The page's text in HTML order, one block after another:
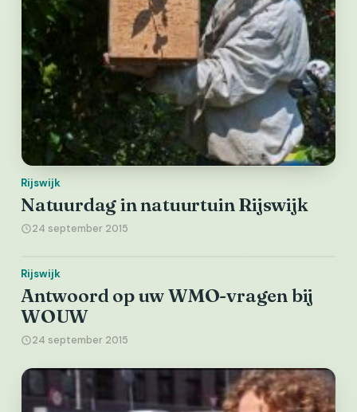
Rijswijk
Natuurdag in natuurtuin Rijswijk
24 september 2015
Rijswijk
Antwoord op uw WMO-vragen bij
WOUW
24 september 2015